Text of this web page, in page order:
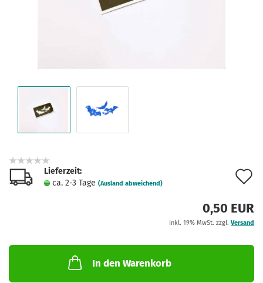
Lieferzeit:
ca. 2-3 Tage (Ausland abweichend)
0,50 EUR
inkl. 19% MwSt. zzgl. Versand
In den Warenkorb